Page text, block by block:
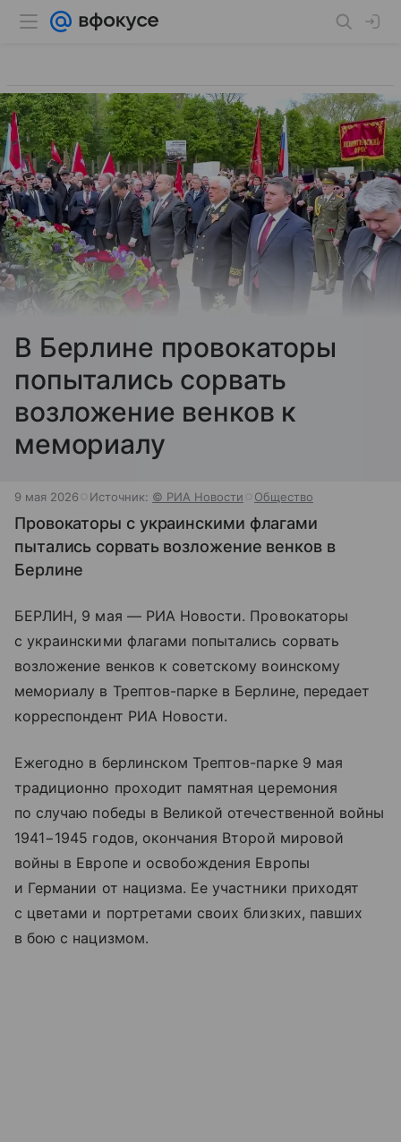
В Берлине провокаторы
попытались сорвать
возложение венков к
мемориалу
9 мая 2026 Источник: © РИА Новости Общество
Провокаторы с украинскими флагами
пытались сорвать возложение венков в
Берлине
БЕРЛИН, 9 мая — РИА Новости. Провокаторы
с украинскими флагами попытались сорвать
возложение венков к советскому воинскому
мемориалу в Трептов-парке в Берлине, передает
корреспондент РИА Новости.
Ежегодно в берлинском Трептов-парке 9 мая
традиционно проходит памятная церемония
по случаю победы в Великой отечественной войны
1941−1945 годов, окончания Второй мировой
войны в Европе и освобождения Европы
и Германии от нацизма. Ее участники приходят
с цветами и портретами своих близких, павших
в бою с нацизмом.